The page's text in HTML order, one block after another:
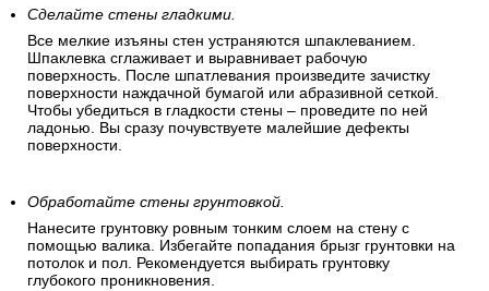
Сделайте стены гладкими.
Все мелкие изъяны стен устраняются шпаклеванием.
Шпаклевка сглаживает и выравнивает рабочую
поверхность. После шпатлевания произведите зачистку
поверхности наждачной бумагой или абразивной сеткой.
Чтобы убедиться в гладкости стены – проведите по ней
ладонью. Вы сразу почувствуете малейшие дефекты
поверхности.
Обработайте стены грунтовкой.
Нанесите грунтовку ровным тонким слоем на стену с
помощью валика. Избегайте попадания брызг грунтовки на
потолок и пол. Рекомендуется выбирать грунтовку
глубокого проникновения.